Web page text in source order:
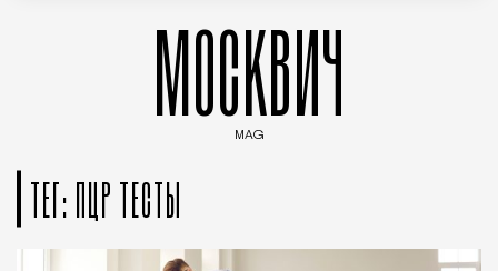
МОСКВИЧ
MAG
ТЕГ: ПЦР ТЕСТЫ